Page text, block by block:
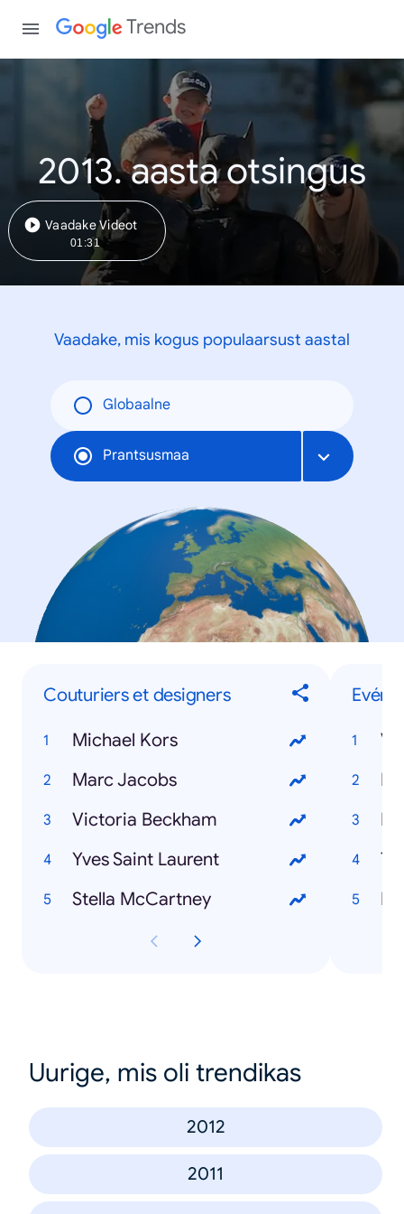
Trends
2013. aasta otsingus
Vaadake Videot
01:31
Vaadake, mis kogus populaarsust aastal
Globaalne
Prantsusmaa
Couturiers et designers
Michael Kors
Marc Jacobs
Victoria Beckham
Yves Saint Laurent
Stella McCartney
Uurige, mis oli trendikas
2012
2011